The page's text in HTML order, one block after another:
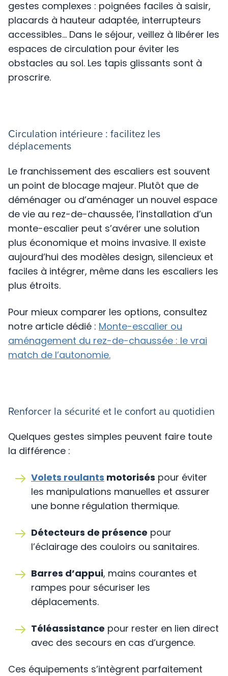
gestes complexes : poignées faciles à saisir,
placards à hauteur adaptée, interrupteurs
accessibles… Dans le séjour, veillez à libérer les
espaces de circulation pour éviter les
obstacles au sol. Les tapis glissants sont à
proscrire.
Circulation intérieure : facilitez les
déplacements
Le franchissement des escaliers est souvent
un point de blocage majeur. Plutôt que de
déménager ou d’aménager un nouvel espace
de vie au rez-de-chaussée, l’installation d’un
monte-escalier peut s’avérer une solution
plus économique et moins invasive. Il existe
aujourd’hui des modèles design, silencieux et
faciles à intégrer, même dans les escaliers les
plus étroits.
Pour mieux comparer les options, consultez
notre article dédié : Monte-escalier ou
aménagement du rez-de-chaussée : le vrai
match de l’autonomie.
Renforcer la sécurité et le confort au quotidien
Quelques gestes simples peuvent faire toute
la différence :
Volets roulants motorisés pour éviter
les manipulations manuelles et assurer
une bonne régulation thermique.
Détecteurs de présence pour
l’éclairage des couloirs ou sanitaires.
Barres d’appui, mains courantes et
rampes pour sécuriser les
déplacements.
Téléassistance pour rester en lien direct
avec des secours en cas d’urgence.
Ces équipements s’intègrent parfaitement